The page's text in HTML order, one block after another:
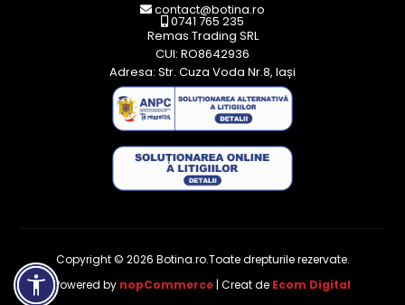
contact@botina.ro
0741 765 235
Remas Trading SRL
CUI: RO8642936
Adresa: Str. Cuza Voda Nr.8, Iași
Copyright © 2026 Botina.ro.Toate drepturile rezervate.
Powered by nopCommerce | Creat de Ecom Digital